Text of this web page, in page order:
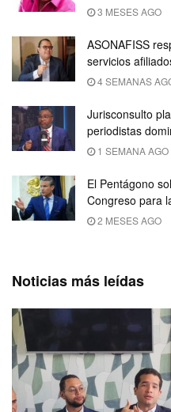
3 MESES AGO
ASONAFISS
servicios
4 SEMANAS
Jurisconsulto
periodistas
1 SEMANA AGO
El Pentágono
Congreso para
2 MESES AGO
Noticias más leídas